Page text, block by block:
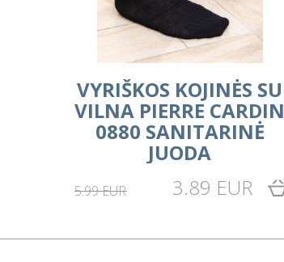
VYRIŠKOS KOJINĖS SU
VILNA PIERRE CARDIN
0880 SANITARINĖ
JUODA
5.99 EUR 3.89 EUR